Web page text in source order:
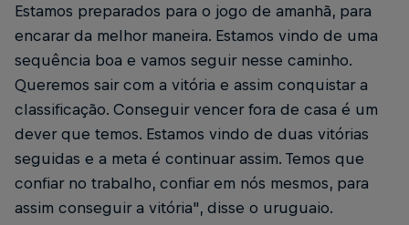
Estamos preparados para o jogo de amanhã, para
encarar da melhor maneira. Estamos vindo de uma
sequência boa e vamos seguir nesse caminho.
Queremos sair com a vitória e assim conquistar a
classificação. Conseguir vencer fora de casa é um
dever que temos. Estamos vindo de duas vitórias
seguidas e a meta é continuar assim. Temos que
confiar no trabalho, confiar em nós mesmos, para
assim conseguir a vitória", disse o uruguaio.